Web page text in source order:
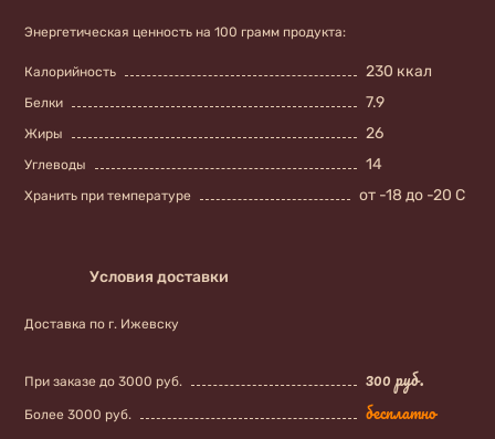
Энергетическая ценность на 100 грамм продукта:
Калорийность 230 ккал
Белки 7.9
Жиры 26
Углеводы 14
Хранить при температуре от -18 до -20 С
Условия доставки
Доставка по г. Ижевску
При заказе до 3000 руб. 300 руб.
Более 3000 руб. бесплатно